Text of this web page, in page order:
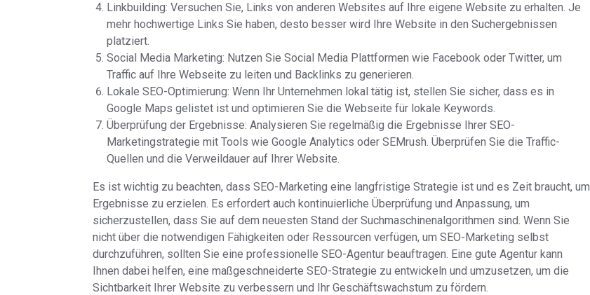
Linkbuilding: Versuchen Sie, Links von anderen Websites auf Ihre eigene Website zu erhalten. Je
mehr hochwertige Links Sie haben, desto besser wird Ihre Website in den Suchergebnissen
platziert.
Social Media Marketing: Nutzen Sie Social Media Plattformen wie Facebook oder Twitter, um
Traffic auf Ihre Webseite zu leiten und Backlinks zu generieren.
Lokale SEO-Optimierung: Wenn Ihr Unternehmen lokal tätig ist, stellen Sie sicher, dass es in
Google Maps gelistet ist und optimieren Sie die Webseite für lokale Keywords.
Überprüfung der Ergebnisse: Analysieren Sie regelmäßig die Ergebnisse Ihrer SEO-
Marketingstrategie mit Tools wie Google Analytics oder SEMrush. Überprüfen Sie die Traffic-
Quellen und die Verweildauer auf Ihrer Website.
Es ist wichtig zu beachten, dass SEO-Marketing eine langfristige Strategie ist und es Zeit braucht, um
Ergebnisse zu erzielen. Es erfordert auch kontinuierliche Überprüfung und Anpassung, um
sicherzustellen, dass Sie auf dem neuesten Stand der Suchmaschinenalgorithmen sind. Wenn Sie
nicht über die notwendigen Fähigkeiten oder Ressourcen verfügen, um SEO-Marketing selbst
durchzuführen, sollten Sie eine professionelle SEO-Agentur beauftragen. Eine gute Agentur kann
Ihnen dabei helfen, eine maßgeschneiderte SEO-Strategie zu entwickeln und umzusetzen, um die
Sichtbarkeit Ihrer Website zu verbessern und Ihr Geschäftswachstum zu fördern.